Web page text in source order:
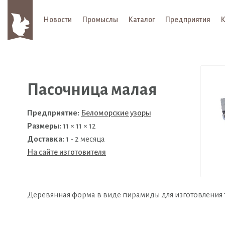
Новости Промыслы Каталог Предприятия
Пасочница малая
Предприятие: Беломорские узоры
Размеры: 11 × 11 × 12
Доставка: 1 - 2 месяца
На сайте изготовителя
Деревянная форма в виде пирамиды для